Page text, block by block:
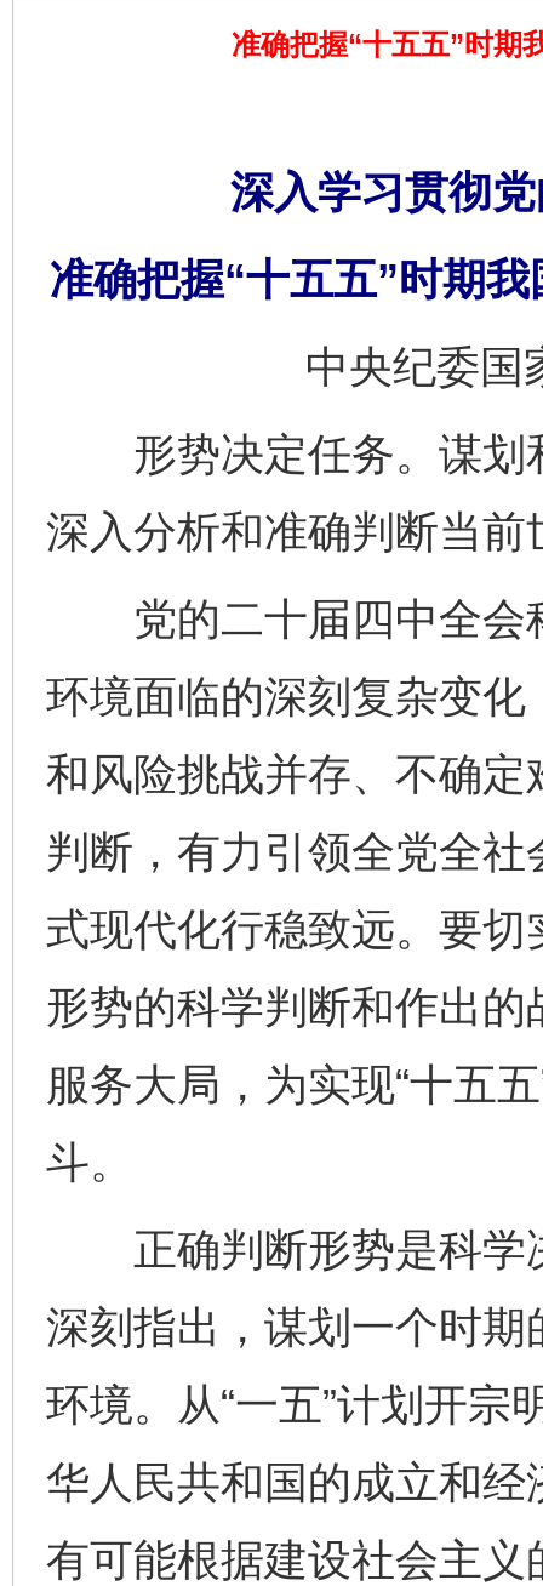
准确把握“十五五”时期
深入学习贯彻
准确把握“十五五”时期
中央纪委国
形势决定任务。谋划
深入分析和准确判断当前
党的二十届四中全会
环境面临的深刻复杂变化
和风险挑战并存、不确定
判断，有力引领全党全
式现代化行稳致远。要
形势的科学判断和作出
服务大局，为实现“十五
斗。
正确判断形势是科学
深刻指出，谋划一个时
环境。从“一五”计划开宗
华人民共和国的成立和
有可能根据建设社会主